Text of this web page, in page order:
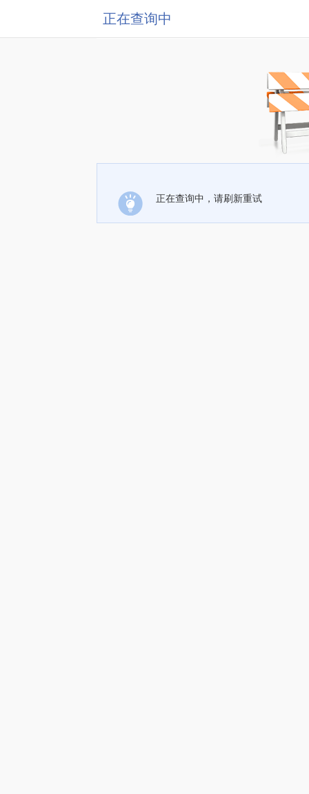
正在查询中
正在查询中，请刷新重试